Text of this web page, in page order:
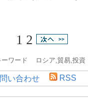
1 2
ーワード ロシア,貿易,投資
い合わせ RSS